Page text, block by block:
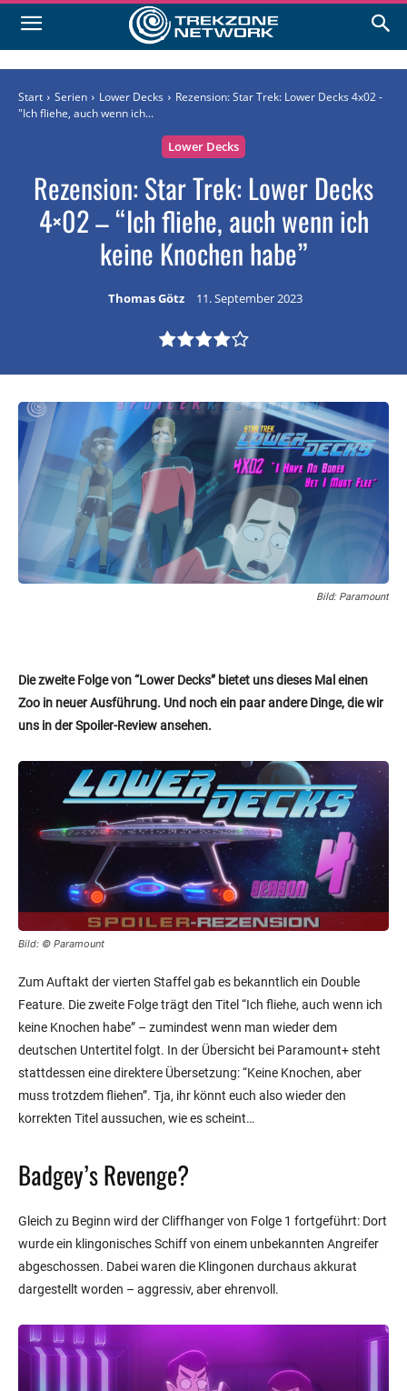
Start Serien Lower Decks
Rezension: Star Trek: Lower Decks 4x02 -
"Ich fliehe, auch wenn ich...
Lower Decks
Rezension: Star Trek: Lower Decks
4×02 – “Ich fliehe, auch wenn ich
keine Knochen habe”
Thomas Götz 11. September 2023
Bild: Paramount
Die zweite Folge von “Lower Decks” bietet uns dieses Mal einen
Zoo in neuer Ausführung. Und noch ein paar andere Dinge, die wir
uns in der Spoiler-Review ansehen.
Bild: © Paramount
Zum Auftakt der vierten Staffel gab es bekanntlich ein Double
Feature. Die zweite Folge trägt den Titel “Ich fliehe, auch wenn ich
keine Knochen habe” – zumindest wenn man wieder dem
deutschen Untertitel folgt. In der Übersicht bei Paramount+ steht
stattdessen eine direktere Übersetzung: “Keine Knochen, aber
muss trotzdem fliehen”. Tja, ihr könnt euch also wieder den
korrekten Titel aussuchen, wie es scheint…
Badgey’s Revenge?
Gleich zu Beginn wird der Cliffhanger von Folge 1 fortgeführt: Dort
wurde ein klingonisches Schiff von einem unbekannten Angreifer
abgeschossen. Dabei waren die Klingonen durchaus akkurat
dargestellt worden – aggressiv, aber ehrenvoll.